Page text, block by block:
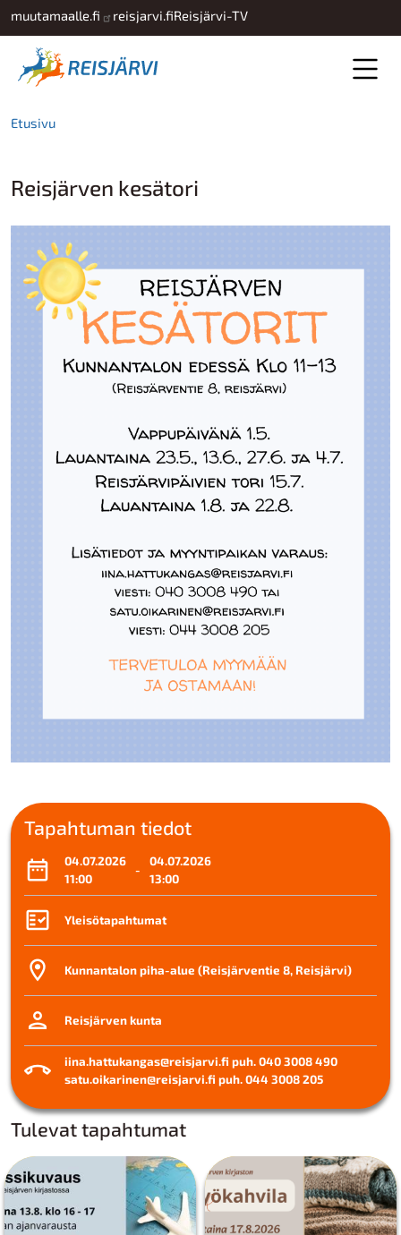
Hyppää pääsisältöön
muutamaalle.fi reisjarvi.fiReisjärvi-TV
Etusivu
Tapahtuman tiedot
04.07.2026
11:00
-
04.07.2026
13:00
Yleisötapahtumat
Kunnantalon piha-alue (Reisjärventie 8, Reisjärvi)
Reisjärven kunta
iina.hattukangas@reisjarvi.fi puh. 040 3008 490
satu.oikarinen@reisjarvi.fi puh. 044 3008 205
Reisjärven kesätori
Tulevat tapahtumat